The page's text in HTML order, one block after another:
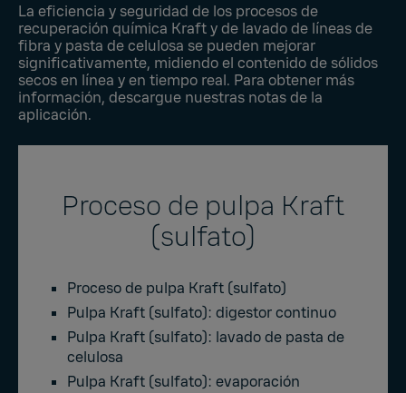
La eficiencia y seguridad de los procesos de
recuperación química Kraft y de lavado de líneas de
fibra y pasta de celulosa se pueden mejorar
significativamente, midiendo el contenido de sólidos
secos en línea y en tiempo real. Para obtener más
información, descargue nuestras notas de la
aplicación.
Proceso de pulpa Kraft
(sulfato)
Proceso de pulpa Kraft (sulfato)
Pulpa Kraft (sulfato): digestor continuo
Pulpa Kraft (sulfato): lavado de pasta de
celulosa
Pulpa Kraft (sulfato): evaporación